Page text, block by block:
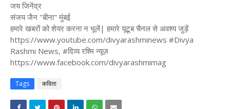
जय जिनेंद्र
संजय जैन "बीना" मुंबई
हमारे खबरों को शेयर करना न भूलें| हमारे यूटूब चैनल से अवश्य जुड़ें
https://www.youtube.com/divyarashminews #Divya
Rashmi News, #दिव्य रश्मि न्यूज़
https://www.facebook.com/divyarashmimag
Tags कविता